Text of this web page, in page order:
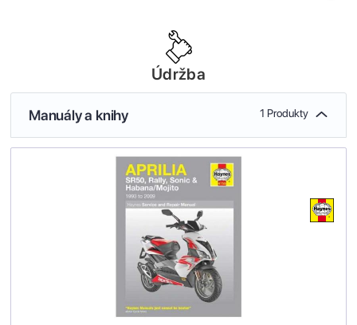
Údržba
Manuály a knihy 1 Produkty